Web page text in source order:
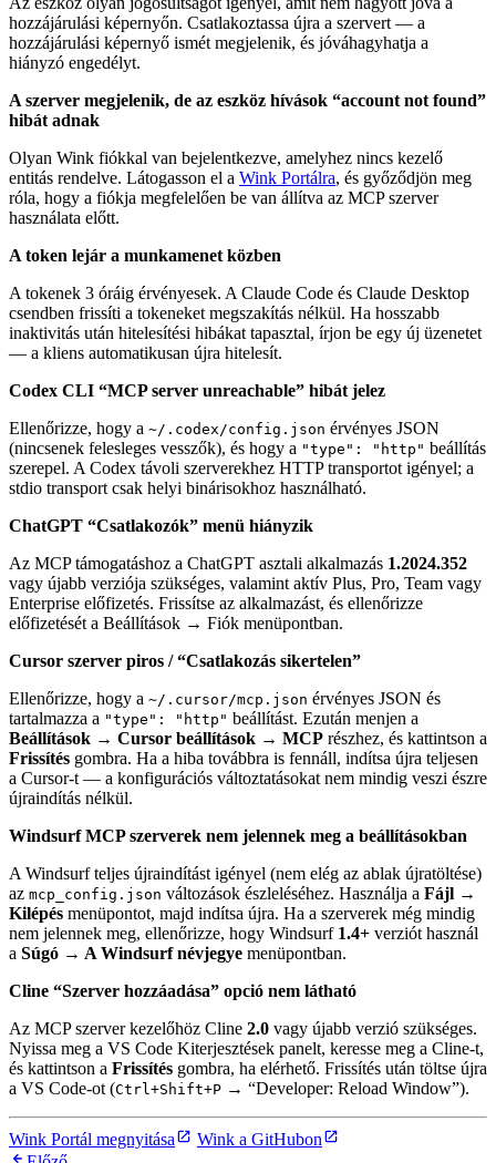
hozzájárulási képernyőn. Csatlakoztassa újra a szervert — a
hozzájárulási képernyő ismét megjelenik, és jóváhagyhatja a
hiányzó engedélyt.
A szerver megjelenik, de az eszköz hívások “account not found”
hibát adnak
Olyan Wink fiókkal van bejelentkezve, amelyhez nincs kezelő
entitás rendelve. Látogasson el a Wink Portálra, és győződjön meg
róla, hogy a fiókja megfelelően be van állítva az MCP szerver
használata előtt.
A token lejár a munkamenet közben
A tokenek 3 óráig érvényesek. A Claude Code és Claude Desktop
csendben frissíti a tokeneket megszakítás nélkül. Ha hosszabb
inaktivitás után hitelesítési hibákat tapasztal, írjon be egy új üzenetet
— a kliens automatikusan újra hitelesít.
Codex CLI “MCP server unreachable” hibát jelez
Ellenőrizze, hogy a ~/.codex/config.json érvényes JSON
(nincsenek felesleges vesszők), és hogy a "type": "http" beállítás
szerepel. A Codex távoli szerverekhez HTTP transportot igényel; a
stdio transport csak helyi binárisokhoz használható.
ChatGPT “Csatlakozók” menü hiányzik
Az MCP támogatáshoz a ChatGPT asztali alkalmazás 1.2024.352
vagy újabb verziója szükséges, valamint aktív Plus, Pro, Team vagy
Enterprise előfizetés. Frissítse az alkalmazást, és ellenőrizze
előfizetését a Beállítások → Fiók menüpontban.
Cursor szerver piros / “Csatlakozás sikertelen”
Ellenőrizze, hogy a ~/.cursor/mcp.json érvényes JSON és
tartalmazza a "type": "http" beállítást. Ezután menjen a
Beállítások → Cursor beállítások → MCP részhez, és kattintson a
Frissítés gombra. Ha a hiba továbbra is fennáll, indítsa újra teljesen
a Cursor-t — a konfigurációs változtatásokat nem mindig veszi észre
újraindítás nélkül.
Windsurf MCP szerverek nem jelennek meg a beállításokban
A Windsurf teljes újraindítást igényel (nem elég az ablak újratöltése)
az mcp_config.json változások észleléséhez. Használja a Fájl →
Kilépés menüpontot, majd indítsa újra. Ha a szerverek még mindig
nem jelennek meg, ellenőrizze, hogy Windsurf 1.4+ verziót használ
a Súgó → A Windsurf névjegye menüpontban.
Cline “Szerver hozzáadása” opció nem látható
Az MCP szerver kezelőhöz Cline 2.0 vagy újabb verzió szükséges.
Nyissa meg a VS Code Kiterjesztések panelt, keresse meg a Cline-t,
és kattintson a Frissítés gombra, ha elérhető. Frissítés után töltse újra
a VS Code-ot (Ctrl+Shift+P → “Developer: Reload Window”).
Wink Portál megnyitása
Wink a GitHubon